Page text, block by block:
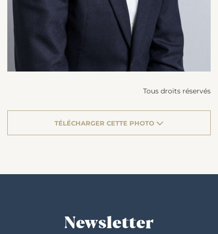
Tous droits réservés
TÉLÉCHARGER CETTE PHOTO
Newsletter